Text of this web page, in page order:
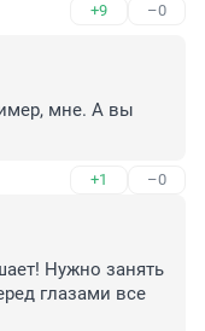
+9 –0
мне. А вы
+1 –0
Нужно занять
глазами все